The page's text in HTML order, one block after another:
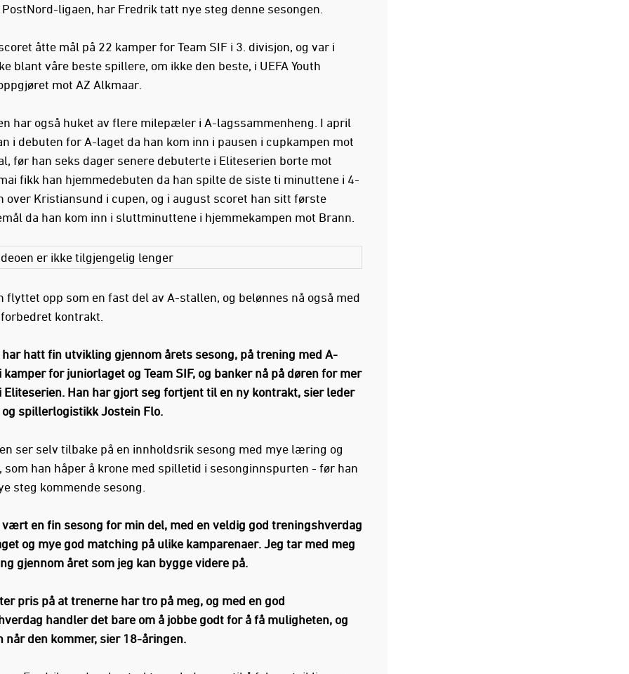
ligaen, har Fredrik tatt nye steg denne sesongen.
åtte mål på 22 kamper for Team SIF i 3. divisjon, og var i
blant våre beste spillere, om ikke den beste, i UEFA Youth
mot AZ Alkmaar.
har også huket av flere milepæler i A-lagssammenheng. I april
i debuten for A-laget da han kom inn i pausen i cupkampen mot
før han seks dager senere debuterte i Eliteserien borte mot
fikk han hjemmedebuten da han spilte de siste ti minuttene i 4-
over Kristiansund i cupen, og i august scoret han sitt første
da han kom inn i sluttminuttene i hjemmekampen mot Brann.
er ikke tilgjengelig lenger
flyttet opp som en fast del av A-stallen, og belønnes nå også med
kontrakt.
hatt fin utvikling gjennom årets sesong, på trening med A-
kamper for juniorlaget og Team SIF, og banker nå på døren for mer
Han har gjort seg fortjent til en ny kontrakt, sier leder
spillerlogistikk Jostein Flo.
ser selv tilbake på en innholdsrik sesong med mye læring og
han håper å krone med spilletid i sesonginnspurten - før han
steg kommende sesong.
en fin sesong for min del, med en veldig god treningshverdag
og mye god matching på ulike kamparenaer. Jeg tar med meg
gjennom året som jeg kan bygge videre på.
pris på at trenerne har tro på meg, og med en god
handler det bare om å jobbe godt for å få muligheten, og
når den kommer, sier 18-åringen.